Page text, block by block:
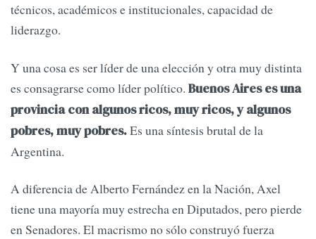
técnicos, académicos e institucionales, capacidad de
liderazgo.
Y una cosa es ser líder de una elección y otra muy distinta
es consagrarse como líder político. Buenos Aires es una
provincia con algunos ricos, muy ricos, y algunos
pobres, muy pobres.Es una síntesis brutal de la
Argentina.
A diferencia de Alberto Fernández en la Nación, Axel
tiene una mayoría muy estrecha en Diputados, pero pierde
en Senadores. El macrismo no sólo construyó fuerza